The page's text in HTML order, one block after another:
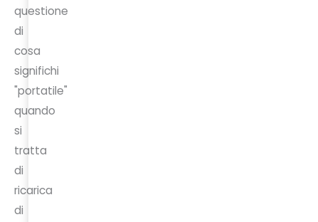
questione
di
cosa
significhi
"portatile"
quando
si
tratta
di
ricarica
di